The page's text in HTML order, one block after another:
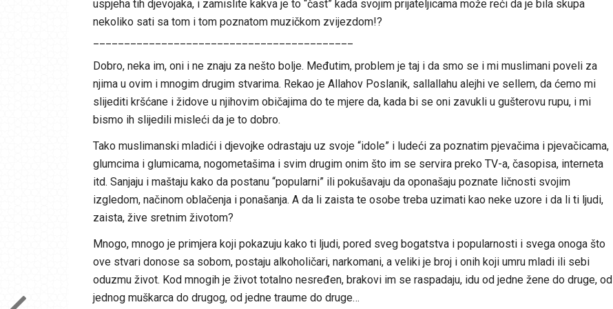
uspjeha tih djevojaka, i zamislite kakva je to “čast” kada svojim prijateljicama može reći da je bila skupa
nekoliko sati sa tom i tom poznatom muzičkom zvijezdom!?
Dobro, neka im, oni i ne znaju za nešto bolje. Međutim, problem je taj i da smo se i mi muslimani poveli za
njima u ovim i mnogim drugim stvarima. Rekao je Allahov Poslanik, sallallahu alejhi ve sellem, da ćemo mi
slijediti kršćane i židove u njihovim običajima do te mjere da, kada bi se oni zavukli u gušterovu rupu, i mi
bismo ih slijedili misleći da je to dobro.
Tako muslimanski mladići i djevojke odrastaju uz svoje “idole” i ludeći za poznatim pjevačima i pjevačicama,
glumcima i glumicama, nogometašima i svim drugim onim što im se servira preko TV-a, časopisa, interneta
itd. Sanjaju i maštaju kako da postanu “popularni” ili pokušavaju da oponašaju poznate ličnosti svojim
izgledom, načinom oblačenja i ponašanja. A da li zaista te osobe treba uzimati kao neke uzore i da li ti ljudi,
zaista, žive sretnim životom?
Mnogo, mnogo je primjera koji pokazuju kako ti ljudi, pored sveg bogatstva i popularnosti i svega onoga što
ove stvari donose sa sobom, postaju alkoholičari, narkomani, a veliki je broj i onih koji umru mladi ili sebi
oduzmu život. Kod mnogih je život totalno nesređen, brakovi im se raspadaju, idu od jedne žene do druge, od
jednog muškarca do drugog, od jedne traume do druge…